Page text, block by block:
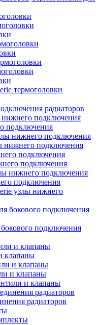
термоголовки
радиаторов
подключения
подключения
нижнего подключения
нижнего подключения
подключения
подключения
нижнего подключения
подключения
узлы нижнего
подключения
и клапаны
клапаны
и клапаны
и клапаны
и клапаны
радиаторов